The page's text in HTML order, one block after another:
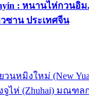
: หนานไห่กวนอิ
ซาน ประเทศจีน
นหมิงใหม่ (New
จูไห่ (Zhuhai) มณฑลก